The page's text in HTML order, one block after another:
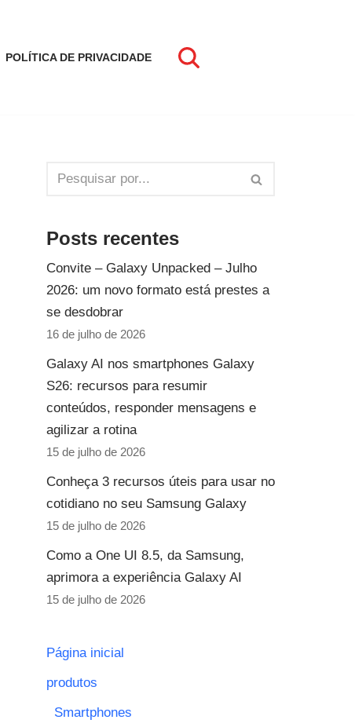
POLÍTICA DE PRIVACIDADE
Posts recentes
Convite – Galaxy Unpacked – Julho
2026: um novo formato está prestes a
se desdobrar
16 de julho de 2026
Galaxy AI nos smartphones Galaxy
S26: recursos para resumir
conteúdos, responder mensagens e
agilizar a rotina
15 de julho de 2026
Conheça 3 recursos úteis para usar no
cotidiano no seu Samsung Galaxy
15 de julho de 2026
Como a One UI 8.5, da Samsung,
aprimora a experiência Galaxy AI
15 de julho de 2026
Página inicial
produtos
Smartphones